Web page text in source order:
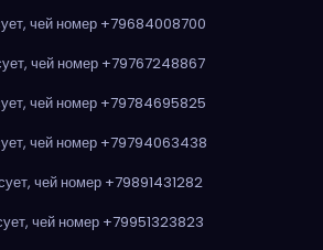
чей номер +79684008700
чей номер +79767248867
чей номер +79784695825
чей номер +79794063438
чей номер +79891431282
чей номер +79951323823